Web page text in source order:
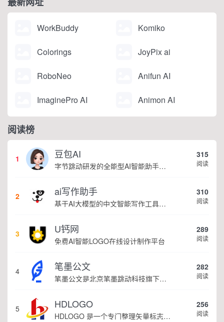
WorkBuddy Komiko
Colorings JoyPix ai
RoboNeo Anifun AI
ImaginePro AI Animon AI
阅读榜
1 豆包AI
字节跳动研发的全能型AI智能助手，提供智能对话、知识问答、内容创作、学习办公等一站式AI服务
315
阅读
2 ai写作助手
基于AI大模型的中文智能写作工具，面向学生、自媒体、职场人士提供一站式文本创作服务 核心定位 AI写作助手是依托人工智能技术打造的创作辅助平台，专注中文文本生成与优化，帮助用户快速完成各类文案、文章、论文等内容创作，提升写作效率 核心功能 ...
310
阅读
3 U钙网
免费AI智能LOGO在线设计制作平台
289
阅读
4 笔墨公文
笔墨公文是北京笔墨跳动科技旗下垂直公文赛道 AIGC 创作平台，深耕体制公文专业场景，依托海量标准公文语料训练专属大模型。平台整合 AI 公文生成、全维度智能校对、范文库、实时更新素材库、标准化公文模板五大核心板块，兼顾公文快速撰写、文稿合...
282
阅读
5 HDLOGO
HDLOGO 是一个专门整理矢量标志和图标的网站，提供各类品牌和公司的矢量标志下载服务，主要面向设计师、营销人员和企业用户，帮他们获取高质量的品牌标识资源。
256
阅读